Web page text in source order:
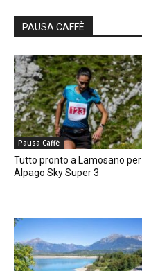
PAUSA CAFFÈ
Pausa Caffè
Tutto pronto a Lamosano per
Alpago Sky Super 3